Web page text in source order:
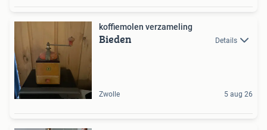
koffiemolen verzameling
Bieden Details
Zwolle 5 aug 26